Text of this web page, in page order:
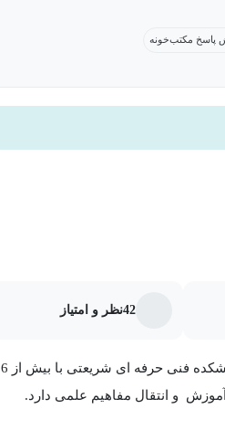
پاسخ مکتب‌خونه
42نظر و امتیاز
مهندس فاطمه محمدی پور مهندس برق با گرایش الکترونیک از دانشکده فنی حرفه ای شریعتی با بیش از 6
و انتقال مفاهیم علمی دارد.